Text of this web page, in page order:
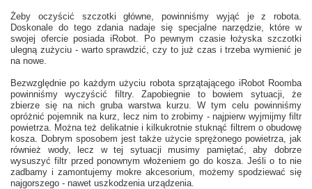
Żeby oczyścić szczotki główne, powinniśmy wyjąć je z robota.
Doskonale do tego zdania nadaje się specjalne narzędzie, które w
swojej ofercie posiada iRobot. Po pewnym czasie łożyska szczotki
ulegną zużyciu - warto sprawdzić, czy to już czas i trzeba wymienić je
na nowe.
Bezwzględnie po każdym użyciu robota sprzątającego iRobot Roomba
powinniśmy wyczyścić filtry. Zapobiegnie to bowiem sytuacji, że
zbierze się na nich gruba warstwa kurzu. W tym celu powinniśmy
opróżnić pojemnik na kurz, lecz nim to zrobimy - najpierw wyjmijmy filtr
powietrza. Można też delikatnie i kilkukrotnie stuknąć filtrem o obudowę
kosza. Dobrym sposobem jest także użycie sprężonego powietrza, jak
również wody, lecz w tej sytuacji musimy pamiętać, aby dobrze
wysuszyć filtr przed ponownym włożeniem go do kosza. Jeśli o to nie
zadbamy i zamontujemy mokre akcesorium, możemy spodziewać się
najgorszego - nawet uszkodzenia urządzenia.